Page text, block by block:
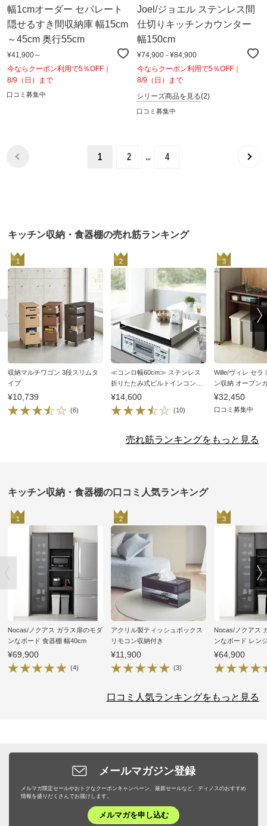
幅1cmオーダー セパレート
隠せるすき間収納庫 幅15cm
～45cm 奥行55cm
¥41,900～
今ならクーポン利用で5％OFF｜
8/9（日）まで
口コミ募集中
Joel/ジョエル ステンレス間
仕切りキッチンカウンター
幅150cm
¥74,900 - ¥84,900
今ならクーポン利用で5％OFF｜
8/9（日）まで
シリーズ商品を見る(2)
口コミ募集中
1 2 … 4
キッチン収納・食器棚の売れ筋ランキング
1
収納マルチワゴン 3段スリムタ
イプ
¥10,739
(6)
2
≪コンロ幅60cm≫ ステンレス
折りたたみ式ビルトインコンロ
カバー
¥14,600
(10)
3
Wille/ヴィレ セラ
ン収納 オープン
119.5cm
¥32,450
口コミ募集中
売れ筋ランキングをもっと見る
キッチン収納・食器棚の口コミ人気ランキング
1
Nocas/ノクアス ガラス扉のモダ
ンなボード 食器棚 幅40cm
¥69,900
(4)
2
アクリル製ティッシュボックス
リモコン収納付き
¥11,900
(3)
3
Nocas/ノクアス
ンなボード レン
60cm
¥64,900
口コミ人気ランキングをもっと見る
メールマガジン登録
メルマガ限定セールやおトクなクーポンキャンペーン、最新セールなど、ディノスのおすすめ
情報を盛りだくさんでお届けします。
メルマガを申し込む